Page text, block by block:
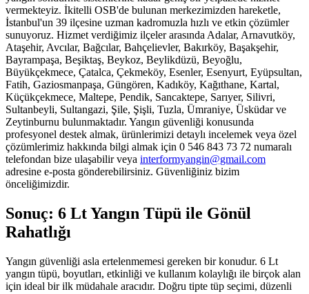
vermekteyiz. İkitelli OSB'de bulunan merkezimizden hareketle,
İstanbul'un 39 ilçesine uzman kadromuzla hızlı ve etkin çözümler
sunuyoruz. Hizmet verdiğimiz ilçeler arasında Adalar, Arnavutköy,
Ataşehir, Avcılar, Bağcılar, Bahçelievler, Bakırköy, Başakşehir,
Bayrampaşa, Beşiktaş, Beykoz, Beylikdüzü, Beyoğlu,
Büyükçekmece, Çatalca, Çekmeköy, Esenler, Esenyurt, Eyüpsultan,
Fatih, Gaziosmanpaşa, Güngören, Kadıköy, Kağıthane, Kartal,
Küçükçekmece, Maltepe, Pendik, Sancaktepe, Sarıyer, Silivri,
Sultanbeyli, Sultangazi, Şile, Şişli, Tuzla, Ümraniye, Üsküdar ve
Zeytinburnu bulunmaktadır. Yangın güvenliği konusunda
profesyonel destek almak, ürünlerimizi detaylı incelemek veya özel
çözümlerimiz hakkında bilgi almak için 0 546 843 73 72 numaralı
telefondan bize ulaşabilir veya interformyangin@gmail.com
adresine e-posta gönderebilirsiniz. Güvenliğiniz bizim
önceliğimizdir.
Sonuç: 6 Lt Yangın Tüpü ile Gönül
Rahatlığı
Yangın güvenliği asla ertelenmemesi gereken bir konudur. 6 Lt
yangın tüpü, boyutları, etkinliği ve kullanım kolaylığı ile birçok alan
için ideal bir ilk müdahale aracıdır. Doğru tipte tüp seçimi, düzenli